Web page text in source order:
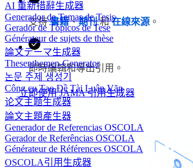
AI 重新措辭生成器
Generador de Temas de Tesis
Gerador de Tópicos de Tese
Générateur de sujets de thèse
論文テーマ生成器
Thesenthemen-Generator
논문 주제 생성기
Công cụ Tạo Đề Tài Luận Văn
论文主题生成器
論文主題產生器
Generador de Referencias OSCOLA
Gerador de Referências OSCOLA
Générateur de Références OSCOLA
OSCOLA引用生成器
支持書籍、期刊和在線來源 。
即時編輯和導出引用。
立即使用 JAMA 引用生成器